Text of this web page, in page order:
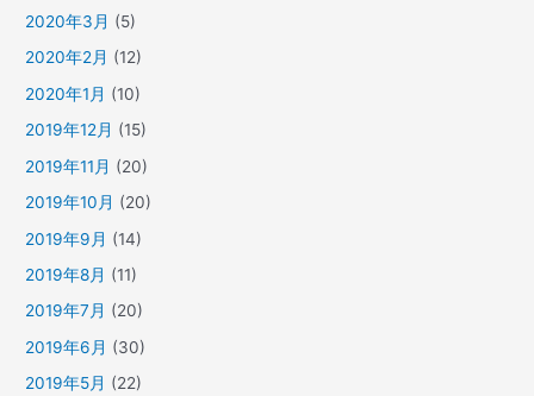
2020年3月 (5)
2020年2月 (12)
2020年1月 (10)
2019年12月 (15)
2019年11月 (20)
2019年10月 (20)
2019年9月 (14)
2019年8月 (11)
2019年7月 (20)
2019年6月 (30)
2019年5月 (22)